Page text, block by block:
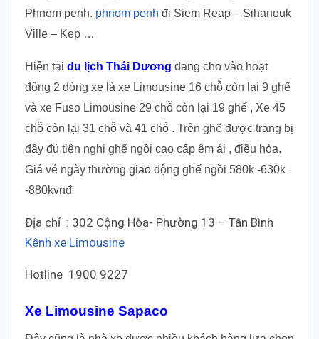
Phnom penh. phnom penh đi Siem Reap – Sihanouk
Ville – Kep …
Hiện tại du lịch Thái Dương đang cho vào hoạt
động 2 dòng xe là xe Limousine 16 chỗ còn lại 9 ghế
và xe Fuso Limousine 29 chỗ còn lại 19 ghế , Xe 45
chỗ còn lại 31 chỗ và 41 chỗ . Trên ghế được trang bị
đầy đủ tiện nghi ghế ngồi cao cấp êm ái , điều hòa.
Giá vé ngày thường giao động ghế ngồi 580k -630k
-880kvnđ
Địa chỉ : 302 Cộng Hòa- Phường 13 – Tân Bình
Kênh xe Limousine
Hotline 1900 9227
Xe Limousine Sapaco